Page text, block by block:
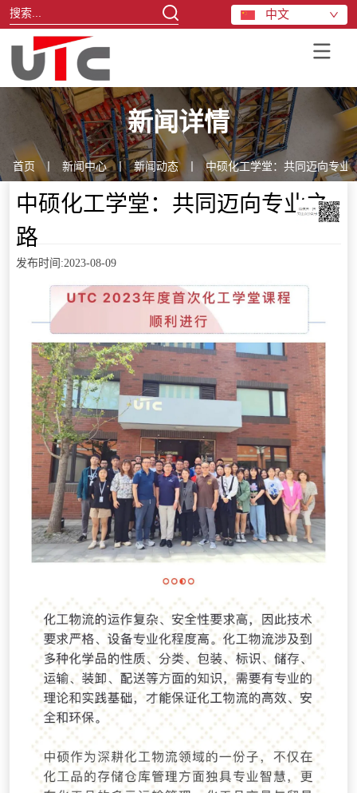
中文
新闻详情
首页 丨 新闻中心 丨 新闻动态 中硕化工学堂：共同迈向专业
中硕化工学堂：共同迈向专业之
路
发布时间:2023-08-09